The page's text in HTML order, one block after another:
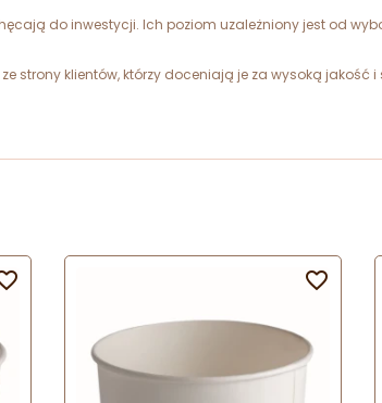
do inwestycji. Ich poziom uzależniony jest od
klientów, którzy doceniają je za wysoką jakość i
